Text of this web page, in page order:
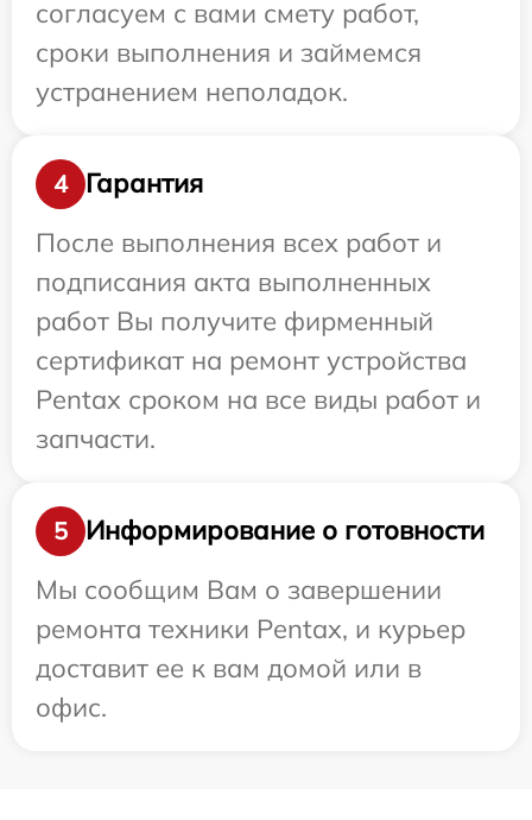
согласуем с вами смету работ,
сроки выполнения и займемся
устранением неполадок.
4
Гарантия
После выполнения всех работ и
подписания акта выполненных
работ Вы получите фирменный
сертификат на ремонт устройства
Pentax сроком на все виды работ и
запчасти.
5
Информирование о готовности
Мы сообщим Вам о завершении
ремонта техники Pentax, и курьер
доставит ее к вам домой или в
офис.